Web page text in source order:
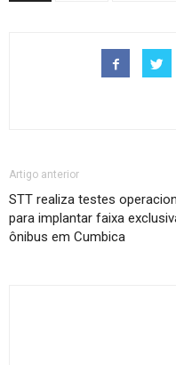
Artigo anterior
STT realiza testes
para implantar faixa
ônibus em Cumbica